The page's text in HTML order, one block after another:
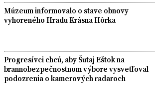
Múzeum informovalo o stave obnovy
vyhoreného Hradu Krásna Hôrka
Progresívci chcú, aby Šutaj Eštok na
brannobezpečnostnom výbore vysvetľoval
podozrenia o kamerových radaroch